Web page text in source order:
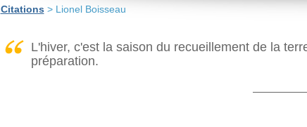
Citations > Lionel Boisseau
L'hiver, c'est la saison du recueillement de la
préparation.